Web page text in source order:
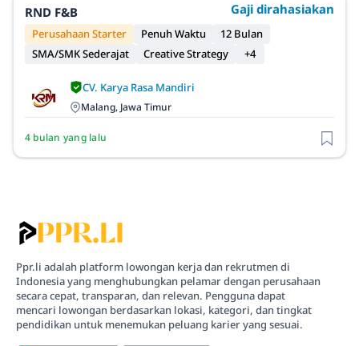
RND F&B Gaji dirahasiakan
Perusahaan Starter Penuh Waktu
12 Bulan
SMA/SMK Sederajat
Creative Strategy +4
CV. Karya Rasa Mandiri
Malang, Jawa Timur
4 bulan yang lalu
Ppr.li adalah platform lowongan kerja dan rekrutmen di
Indonesia yang menghubungkan pelamar dengan perusahaan
secara cepat, transparan, dan relevan. Pengguna dapat
mencari lowongan berdasarkan lokasi, kategori, dan tingkat
pendidikan untuk menemukan peluang karier yang sesuai.